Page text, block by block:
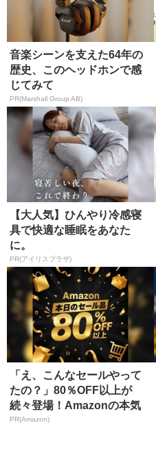
音楽シーンを支えた64年の
歴史、このヘッドホンで感
じてみて
PR(Marshall Group AB)
【大人気】ひんやり冷感寝
具で快適な睡眠をあなた
に。
PR(アイリスプラザ)
「え、こんなセールやって
たの？」80％OFF以上が
続々登場！Amazonの本気
が...
PR(Amazon)